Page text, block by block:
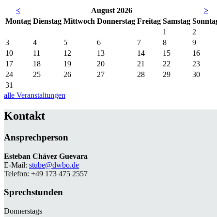
< August 2026
>
Montag Dienstag Mittwoch Donnerstag Freitag Samstag So
1
2
3
4 5 6 7 8
9
10
11 12 13 14 15
16
17
18 19 20 21 22
23
24
25 26 27 28 29
30
31
alle Veranstaltungen
Kontakt
Ansprechperson
Esteban Chávez Guevara
E-Mail: stube@dwbo.de
Telefon: +49 173 475 2557
Sprechstunden
Donnerstags